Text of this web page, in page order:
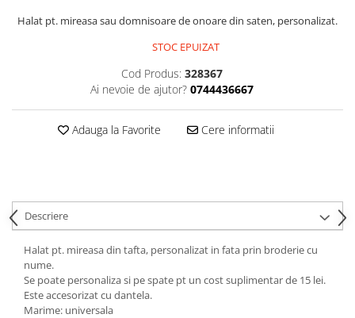
2023 Crăciun
Toamna și Halloween
Valentine's Day
Buchete extravagante
Halat pt. mireasa sau domnisoare de onoare din saten, personalizat.
STOC EPUIZAT
Cod Produs: 328367
Ai nevoie de ajutor? 0744436667
Adauga la Favorite Cere informatii
Descriere
Halat pt. mireasa din tafta, personalizat in fata prin broderie cu
nume.
Se poate personaliza si pe spate pt un cost suplimentar de 15 lei.
Este accesorizat cu dantela.
Marime: universala